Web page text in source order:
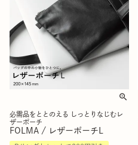
必需品をととのえる しっとりなじむレ
ザーポーチ
FOLMA / レザーポーチL